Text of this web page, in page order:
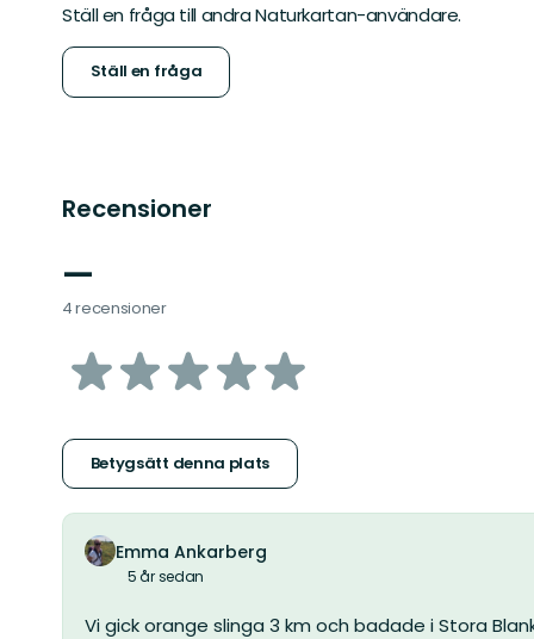
Ställ en fråga till andra Naturkartan-användare.
Ställ en fråga
Recensioner
—
4 recensioner
av
stjärnor
Betygsätt denna plats
Emma Ankarberg
5 år sedan
Vi gick orange slinga 3 km och badade i Stora